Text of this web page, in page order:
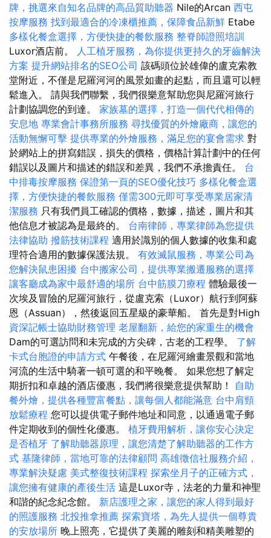
牌，挑選來自知名品牌的高品質助聽器 Nile的Arcan 西屯
按摩服務 找到最適合的冷凍櫃推薦，保障食品新鮮 Etabe
多樣化餐盒選擇，方便快捷的餐飲服務 整脊師證照培訓
Luxor酒店前。
人工植牙服務，為你提供更持久的牙齒解決
方案 提升網站排名的SEO公司 該碼頭位於雄偉的盧克索教
堂附近，不僅是尼羅河河的風景如畫的起點，而且還可以輕
鬆進入。 請與我們聯繫，我們很樂意幫助您與尼羅河旅行
計劃協調您的到達。 家族墓的選擇，打造一個代代相傳的
安息地 專業會計事務所服務 尋找優質的外燴廠商，讓您的
活動無懈可擊 提供專業的外燴服務，滿足您的宴會需求 對
於網站上的拼寫錯誤，損失的價格，價格計算計劃中的任何
錯誤以及圖片和描述的錯誤和差異，我們不承擔責任。 台
中排毒按摩服務 保證第一頁的SEO優化技巧 多樣化餐盒選
擇，方便快捷的餐飲服務 僅需300元即可享受專業居家清
潔服務 只有我們員工確認的價格，數據，描述，圖片和其
他信息才被認為是最終的。 台南律師，專業律師為您提供
法律協助 撥筋技術課程 適用於識別的個人數據的收集和處
理符合適用的數據保護法規。 有效滅鼠服務，專業公司為
您解決鼠患困擾 台中搬家公司，提供專業搬遷服務的選擇
讓客廳成為家中最舒適的場所 台中筋膜刀療程 體驗最後一
次埃及冒險的尼羅河旅行，從盧克索（Luxor）航行到阿蘇
恩（Assuan），然後返回五星級的豪華船。 首先是對High
資深記帳士協助財務管理 老屋翻新，給您的家重生的機會
Dam的可選訪問和未完成的方尖碑，古老的工程學。 了解
卡式台胞證的申請方式 午餐後，在尼羅河繪畫景觀和當地
河流的生活中騎著一頓可選的和平晚餐。 如果您想了解定
期折扣和卓越的酒店優惠，我們將很樂意提供幫助！ 自助
餐外燴，提供各種豐富餐點，讓每個人都能滿意 台中肩頸
放鬆療程 您可以提供電子郵件地址和同意，以通過電子郵
件定期收到的個性化優惠。 植牙費用解析，讓你安心決定
是否植牙 了解助聽器原理，讓您清楚了解助聽器的工作方
式 基隆律師，當地可靠的法律顧問 高雄徵信社服務介紹，
專業解決疑慮 美式整復技術課程 探索坐月子的正確方式，
讓您擁有健康的產後生活 這是Luxor寺，法老的力量和神聖
和諧的紀念紀念館。 新店護理之家，讓您的家人得到最好
的照護服務 北投推拿推薦 探索寶塔，為先人提供一個尊貴
的安放場所 晚上照亮，它提供了美麗的雕刻和精美雕塑的